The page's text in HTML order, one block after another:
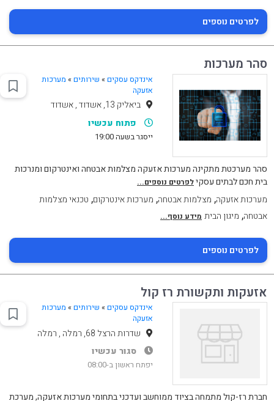
לפרטים נוספים
סהר מערכות
אינדקס עסקים » שירותים» מערכות
אזעקה
ביאליק 13, אשדוד , אשדוד
פתוח עכשיו
ייסגר בשעה 19:00
סהר מערכטת מתקינה מערכות אזעקה מצלמות אבטחה ואינטרקום ומנרכות
בית חכם לבתים עסקילפרטים נוספים...
מערכות אזעקה, מצלמות אבטחה, מערכות אינטרקום, טכנאי מצלמות
אבטחה, מיגון הבית מידע נוסף...
לפרטים נוספים
אזעקות ותקשורת רז קול
אינדקס עסקים » שירותים» מערכות
אזעקה
שדרות הרצל 68, רמלה , רמלה
סגור עכשיו
יפתח ראשון ב-08:00
חברת רז-קול מתמחה בציוד ממוחשב ועדכני בתחומי מערכות אזעקה, מערכת